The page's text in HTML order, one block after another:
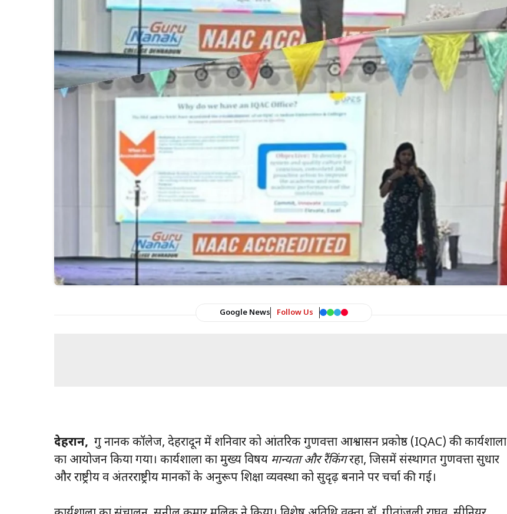
Google News Follow Us
देहरादून, गुरु नानक कॉलेज, देहरादून में शनिवार को आंतरिक गुणवत्ता आश्वासन प्रकोष्ठ (IQAC) की कार्यशाला
का आयोजन किया गया। कार्यशाला का मुख्य विषय मान्यता और रैंकिंगरहा, जिसमें संस्थागत गुणवत्ता सुधार
और राष्ट्रीय व अंतरराष्ट्रीय मानकों के अनुरूप शिक्षा व्यवस्था को सुदृढ़ बनाने पर चर्चा की गई।